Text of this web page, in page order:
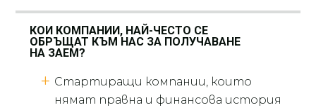
КОИ КОМПАНИИ, НАЙ-ЧЕСТО СЕ
ОБРЪЩАТ КЪМ НАС ЗА ПОЛУЧАВАНЕ
НА ЗАЕМ?
Стартиращи компании, които
нямат правна и финансова история